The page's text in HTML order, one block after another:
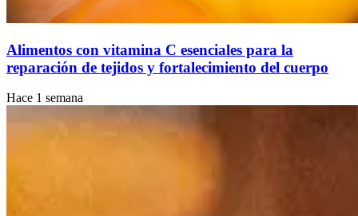
Alimentos con vitamina C esenciales para la
reparación de tejidos y fortalecimiento del cuerpo
Hace 1 semana